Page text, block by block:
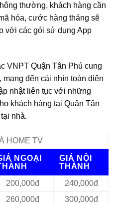
thường, khách hàng cần
hóa, cước hàng tháng sẽ
với các gói sử dụng App
VNPT Quận Tân Phú cung
đến cái nhìn toàn diện
nhật liên tục với những
khách hàng tại Quận Tân
nhà.
HOME TV
NGOẠI
GIÁ NỘI
THÀNH
200,000đ
240,000đ
260,000đ
300,000đ